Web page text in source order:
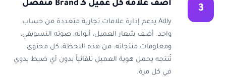
3 أضف علامة كل عميل كـ Brand منفصل
Adly يدعم إدارة علامات تجارية متعددة من حساب
واحد. أضف شعار العميل، ألوانه، صوته التسويقي،
ومعلومات منتجاته. من هذه اللحظة، كل محتوى
تُنتجه يحمل هوية العميل تلقائياً بدون أي ضبط يدوي
في كل مرة.